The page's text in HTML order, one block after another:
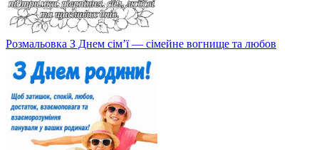
Розмальовка З Днем сім’ї — сімейне вогнище та любов